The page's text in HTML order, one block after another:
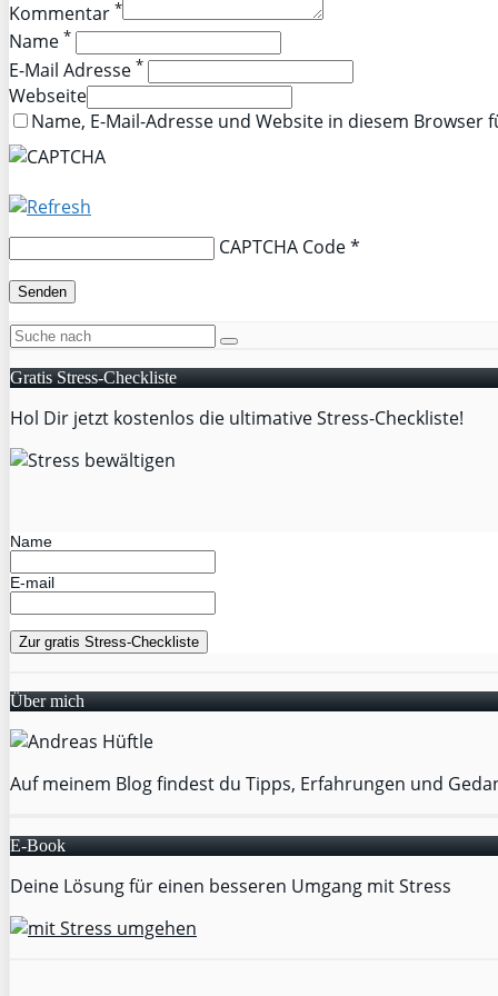
Kommentar *
Name *
E-Mail Adresse *
Webseite
Name, E-Mail-Adresse und Website in diesem
CAPTCHA Code*
Gratis Stress-Checkliste
Hol Dir jetzt kostenlos die ultimative Stress-Checkliste!
Name
E-mail
Über mich
Auf meinem Blog findest du Tipps, Erfahrungen und
E-Book
Deine Lösung für einen besseren Umgang mit Stress